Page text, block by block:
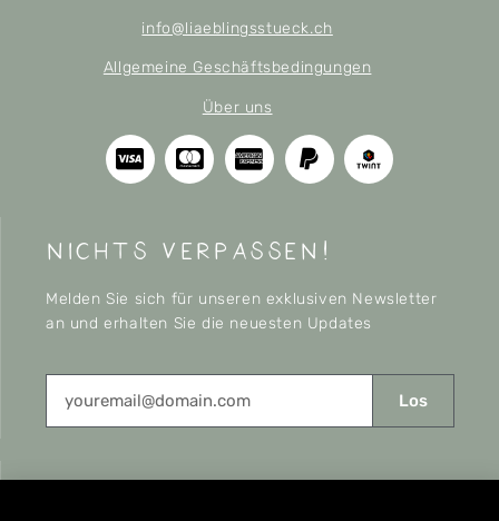
info@liaeblingsstueck.ch
Allgemeine Geschäftsbedingungen
Über uns
nichts verpassen!
Melden Sie sich für unseren exklusiven Newsletter
an und erhalten Sie die neuesten Updates
Los
CONNECT